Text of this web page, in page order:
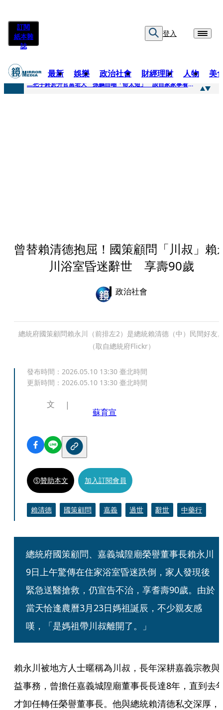
訂閱
紙本雜
誌
登入
最新 娛樂 政治社會 財經理財 人物 美
快訊
二把手終於升官當老大 孫鵬自嘲「命太短」 談自家家事看超開：誰家鍋底沒灰塵
曾替賴清德抱屈！國策顧問「川叔」賴
川浴室昏迷辭世 享壽90歲
政治社會
總統府國策顧問賴永川（前排左2）是總統賴清德（中）民間好友
（取自總統府Flickr）
發布時間： 2026.05.10 13:30 臺北時間
更新時間： 2026.05.10 13:30 臺北時間
文
蘇育宣
贊助本文 加入訂閱會員
賴清德 國策顧問 嘉義 過世 辭世 中藥行
總統府國策顧問、嘉義城隍廟榮譽董事長賴永川
9日上午驚傳在住家浴室昏迷跌倒，家人發現後
緊急送醫搶救，仍宣告不治，享耆壽90歲。由於
當天恰逢農曆3月23日媽祖誕辰，不少親友感
嘆，「是媽祖帶川叔離開了。」
賴永川被地方人士暱稱為川叔，長年深耕嘉義宗教與
益事務，曾擔任嘉義城隍廟董事長長達8年，直到去
才卸任轉任榮譽董事長。他與總統賴清德私交深厚，